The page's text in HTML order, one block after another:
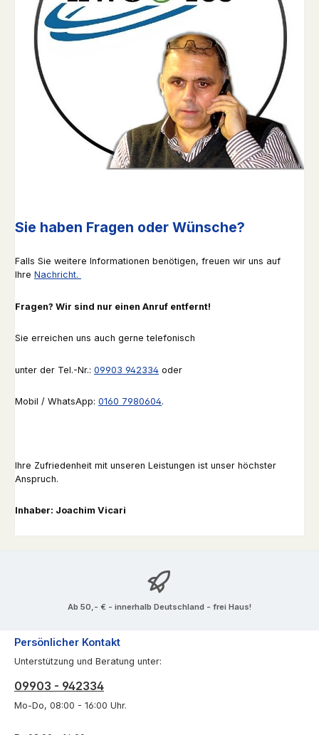
Sie haben Fragen oder Wünsche?
Falls Sie weitere Informationen benötigen, freuen wir uns auf
Ihre Nachricht.
Fragen? Wir sind nur einen Anruf entfernt!
Sie erreichen uns auch gerne telefonisch
unter der Tel.-Nr.: 09903 942334 oder
Mobil / WhatsApp: 0160 7980604.
Ihre Zufriedenheit mit unseren Leistungen ist unser höchster
Anspruch.
Inhaber: Joachim Vicari
Ab 50,- € - innerhalb Deutschland - frei Haus!
Persönlicher Kontakt
Unterstützung und Beratung unter:
09903 - 942334
Mo-Do, 08:00 - 16:00 Uhr.